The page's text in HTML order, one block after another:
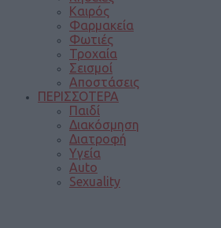
Καιρός
Φαρμακεία
Φωτιές
Τροχαία
Σεισμοί
Αποστάσεις
ΠΕΡΙΣΣΟΤΕΡΑ
Παιδί
Διακόσμηση
Διατροφή
Υγεία
Auto
Sexuality